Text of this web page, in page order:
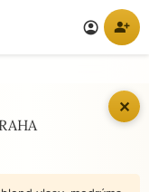
account_circle person_add
✕